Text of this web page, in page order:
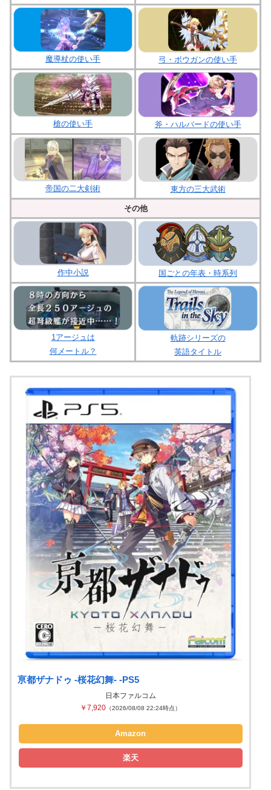
魔導杖の使い手 弓・ボウガンの使い手
槍の使い手 斧・ハルバードの使い手
帝国の二大剣術 東方の三大武術
その他
作中小説 国ごとの年表・時系列
1アージュは
何メートル？
軌跡シリーズの
英語タイトル
亰都ザナドゥ -桜花幻舞- -PS5
日本ファルコム
￥7,920 （2026/08/08 22:24時点）
Amazon
楽天